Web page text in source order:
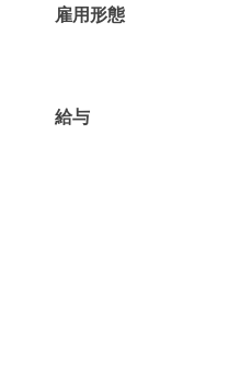
雇用形態
給与